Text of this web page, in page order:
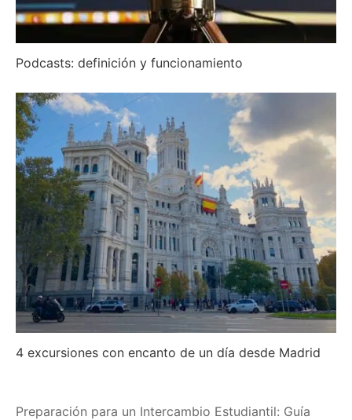
Podcasts: definición y funcionamiento
4 excursiones con encanto de un día desde Madrid
Preparación para un Intercambio Estudiantil: Guía